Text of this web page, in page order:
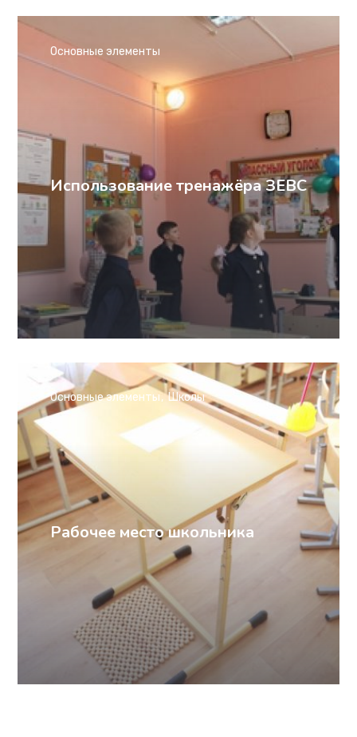
Использование тренажёра ЗЕВС
Основные элементы
Рабочее место школьника
Основные элементы Школы